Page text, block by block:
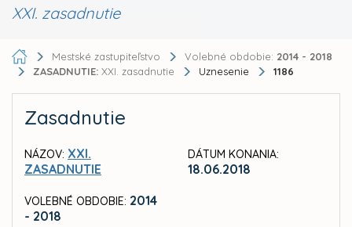
XXI. zasadnutie
Mestské zastupiteľstvo Volebné obdobie: 2014 - 2018
ZASADNUTIE: XXI. zasadnutie Uznesenie 1186
Zasadnutie
NÁZOV: XXI.
ZASADNUTIE
VOLEBNÉ OBDOBIE: 2014
- 2018
DÁTUM KONANIA:
18.06.2018